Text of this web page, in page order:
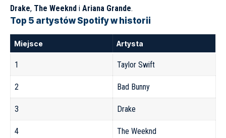
Drake, The Weeknd i Ariana Grande.
Top 5 artystów Spotify w historii
Miejsce Artysta
1 Taylor Swift
2 Bad Bunny
3 Drake
4 The Weeknd